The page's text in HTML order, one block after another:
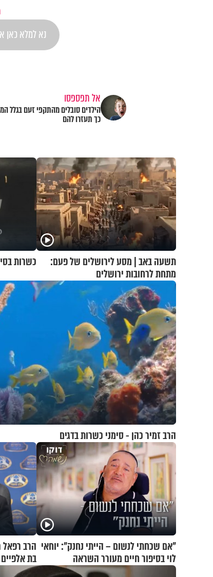
אל תפספסו
הילדים סובלים מהתקפי זעם בגלל
כך תעזרו להם
תשעה באב | מסע לירושלים של פעם:
מתחת לרחובות ירושלים
כשרות
הרב זמיר כהן - סימני כשרות בדגים
"אם שכחתי לנשום – הייתי נחנק": יוחאי
לוי בסיפור חיים מעורר השראה
הרב רפאל
בת